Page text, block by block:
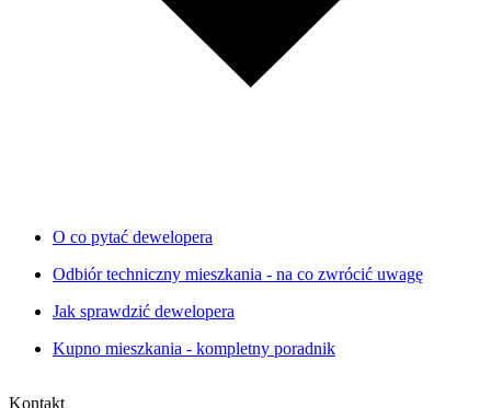
O co pytać dewelopera
Odbiór techniczny mieszkania - na co zwrócić uwagę
Jak sprawdzić dewelopera
Kupno mieszkania - kompletny poradnik
Kontakt